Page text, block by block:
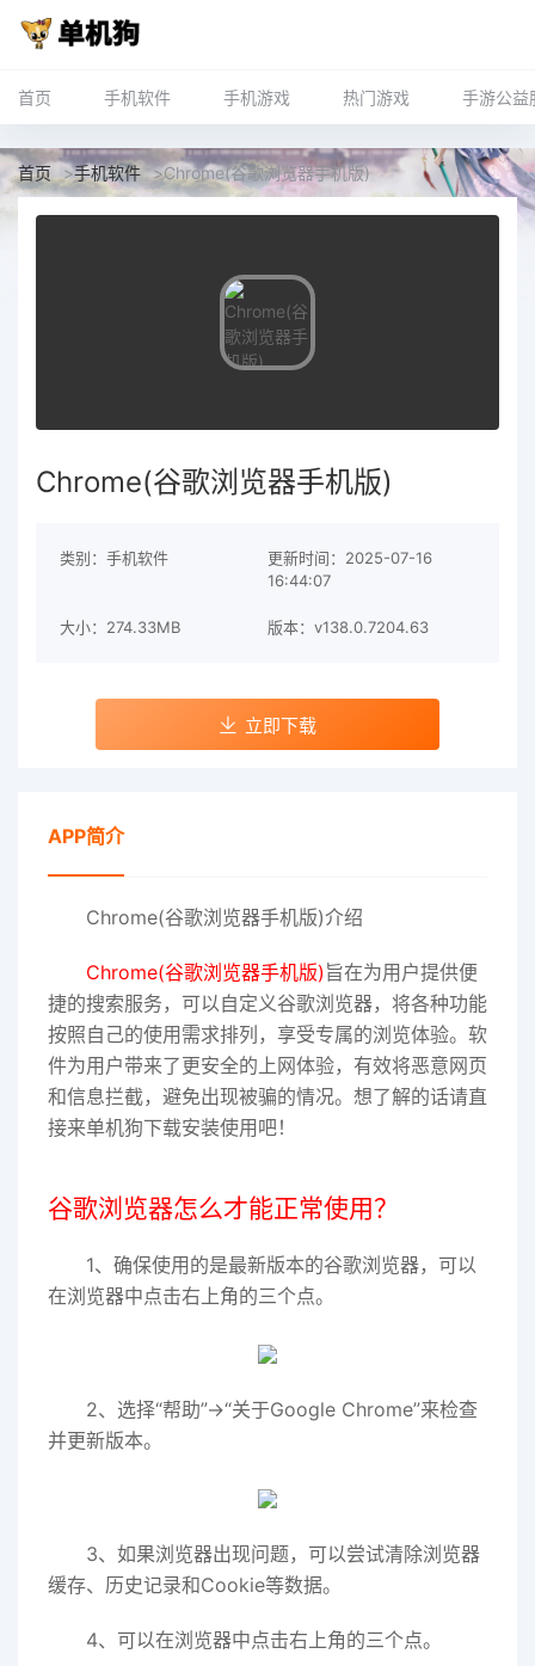
首页 手机软件 手机游戏 热门游戏 手游公益
首页 >手机软件 >Chrome(谷歌浏览器手机版)
Chrome(谷歌浏览器手机版)
类别：手机软件
更新时间：2025-07-16
16:44:07
大小：274.33MB 版本：v138.0.7204.63
立即下载
APP简介
Chrome(谷歌浏览器手机版)介绍
Chrome(谷歌浏览器手机版) 旨在为用户提供便
捷的搜索服务，可以自定义谷歌浏览器，将各种功能
按照自己的使用需求排列，享受专属的浏览体验。软
件为用户带来了更安全的上网体验，有效将恶意网页
和信息拦截，避免出现被骗的情况。想了解的话请直
接来单机狗下载安装使用吧！
谷歌浏览器怎么才能正常使用？
1、确保使用的是最新版本的谷歌浏览器，可以
在浏览器中点击右上角的三个点。
2、选择“帮助”->“关于Google Chrome”来检查
并更新版本。
3、如果浏览器出现问题，可以尝试清除浏览器
缓存、历史记录和Cookie等数据。
4、可以在浏览器中点击右上角的三个点。